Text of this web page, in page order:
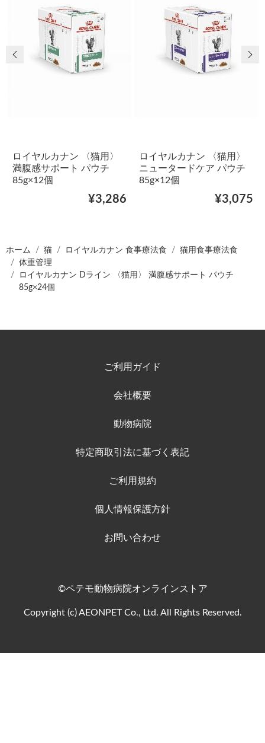
ロイヤルカナン 〈猫用〉
満腹感サポート パウチ
85g×12個
¥3,286
ロイヤルカナン 〈猫用〉
ニュータードケア パウチ
85g×12個
¥3,075
前の画像 次
ホーム 猫 ロイヤルカナン 食事療法食
猫用食事療法食
体重管理
ロイヤルカナン Dライン 〈猫用〉 満腹感サポート パウチ
85g×24個
ご利用ガイド
会社概要
動物病院
特定商取引法に基づく表記
ご利用規約
個人情報保護方針
お問い合わせ
©ペテモ動物病院オンラインストア
Copyright (c) AEONPET Co., Ltd. All Rights Reserved.